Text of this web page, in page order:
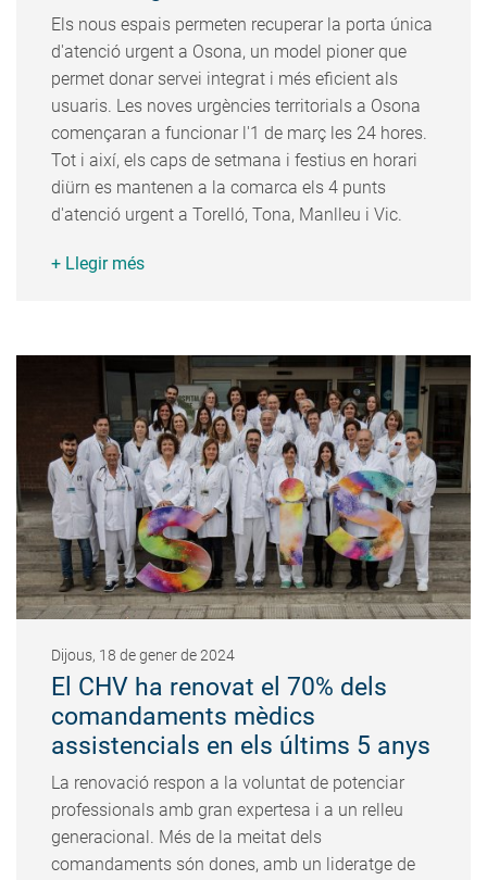
Els nous espais permeten recuperar la porta única
d'atenció urgent a Osona, un model pioner que
permet donar servei integrat i més eficient als
usuaris. Les noves urgències territorials a Osona
començaran a funcionar l'1 de març les 24 hores.
Tot i així, els caps de setmana i festius en horari
diürn es mantenen a la comarca els 4 punts
d'atenció urgent a Torelló, Tona, Manlleu i Vic.
+ Llegir més
Dijous, 18 de gener de 2024
El CHV ha renovat el 70% dels
comandaments mèdics
assistencials en els últims 5 anys
La renovació respon a la voluntat de potenciar
professionals amb gran expertesa i a un relleu
generacional. Més de la meitat dels
comandaments són dones, amb un lideratge de